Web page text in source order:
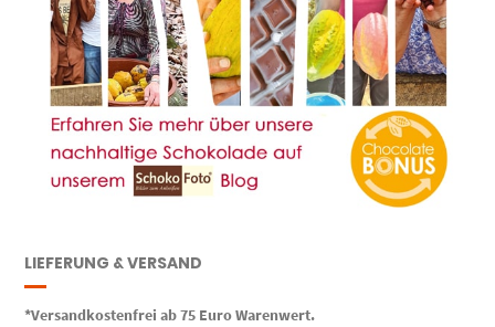
LIEFERUNG & VERSAND
*Versandkostenfrei ab 75 Euro Warenwert.